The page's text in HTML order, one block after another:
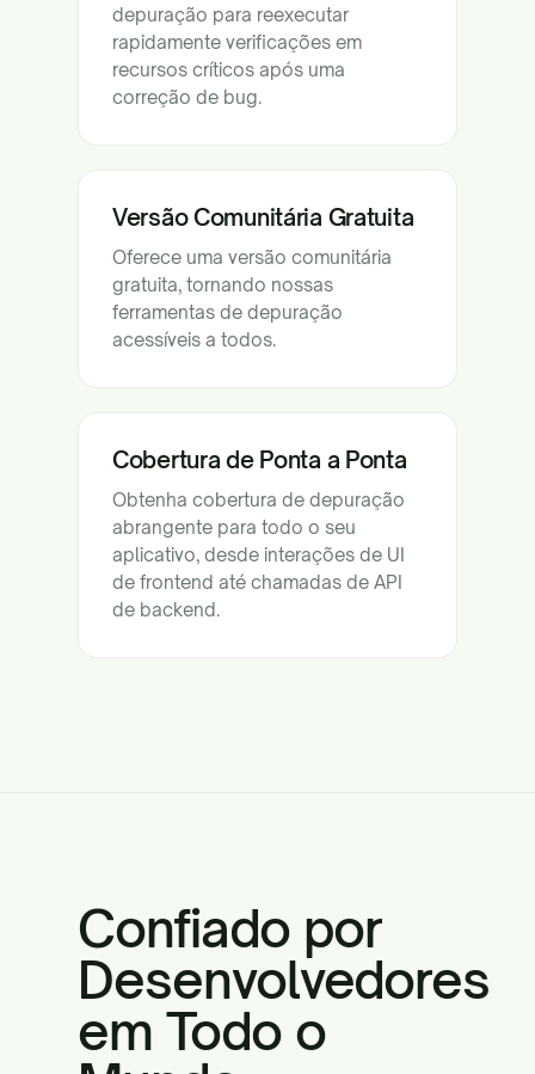
depuração para reexecutar
rapidamente verificações em
recursos críticos após uma
correção de bug.
Versão Comunitária Gratuita
Oferece uma versão comunitária
gratuita, tornando nossas
ferramentas de depuração
acessíveis a todos.
Cobertura de Ponta a Ponta
Obtenha cobertura de depuração
abrangente para todo o seu
aplicativo, desde interações de UI
de frontend até chamadas de API
de backend.
Confiado por
Desenvolvedores
em Todo o